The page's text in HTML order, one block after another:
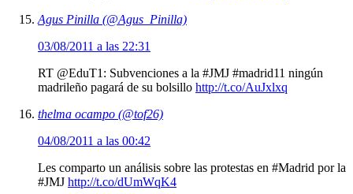
Agus Pinilla (@Agus_Pinilla)
03/08/2011 a las 22:31
RT @EduT1: Subvenciones a la #JMJ #madrid11 ningún
madrileño pagará de su bolsillo http://t.co/AuJxlxq
thelma ocampo (@tof26)
04/08/2011 a las 00:42
Les comparto un análisis sobre las protestas en #Madrid por la
#JMJ http://t.co/dUmWqK4